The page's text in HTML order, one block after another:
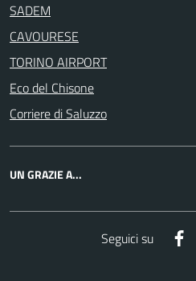
SADEM
CAVOURESE
TORINO AIRPORT
Eco del Chisone
Corriere di Saluzzo
UN GRAZIE A...
Seguici su